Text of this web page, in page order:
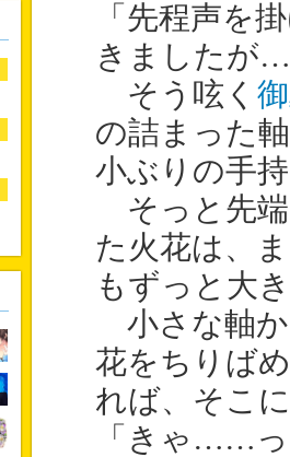
「先程声を
きましたが
そう呟く
の詰まった
小ぶりの手
そっと先端
た火花は、
もずっと大
小さな軸か
花をちりば
れば、そこ
「きゃ……